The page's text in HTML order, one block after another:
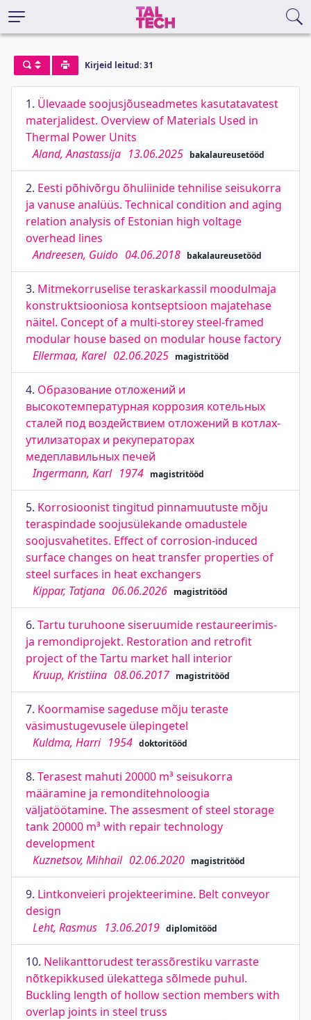
Kirjeid leitud: 31
1. Ülevaade soojusjõuseadmetes kasutatavatest
materjalidest. Overview of Materials Used in
Thermal Power Units
Aland, Anastassija 13.06.2025 bakalaureusetööd
2. Eesti põhivõrgu õhuliinide tehnilise seisukorra
ja vanuse analüüs. Technical condition and aging
relation analysis of Estonian high voltage
overhead lines
Andreesen, Guido 04.06.2018 bakalaureusetööd
3. Mitmekorruselise teraskarkassil moodulmaja
konstruktsiooniosa kontseptsioon majatehase
näitel. Concept of a multi-storey steel-framed
modular house based on modular house factory
Ellermaa, Karel 02.06.2025 magistritööd
4. Образование отложений и
высокотемпературная коррозия котельных
сталей под воздействием отложений в котлах-
утилизаторах и рекуператорах
медеплавильных печей
Ingermann, Karl 1974 magistritööd
5. Korrosioonist tingitud pinnamuutuste mõju
teraspindade soojusülekande omadustele
soojusvahetites. Effect of corrosion-induced
surface changes on heat transfer properties of
steel surfaces in heat exchangers
Kippar, Tatjana 06.06.2026 magistritööd
6. Tartu turuhoone siseruumide restaureerimis-
ja remondiprojekt. Restoration and retrofit
project of the Tartu market hall interior
Kruup, Kristiina 08.06.2017 magistritööd
7. Koormamise sageduse mõju teraste
väsimustugevusele ülepingetel
Kuldma, Harri 1954 doktoritööd
8. Terasest mahuti 20000 m³ seisukorra
määramine ja remonditehnoloogia
väljatöötamine. The assesment of steel storage
tank 20000 m³ with repair technology
development
Kuznetsov, Mihhail 02.06.2020 magistritööd
9. Lintkonveieri projekteerimine. Belt conveyor
design
Leht, Rasmus 13.06.2019 diplomitööd
10. Nelikanttorudest terassõrestiku varraste
nõtkepikkused ülekattega sõlmede puhul.
Buckling length of hollow section members with
overlap joints in steel truss